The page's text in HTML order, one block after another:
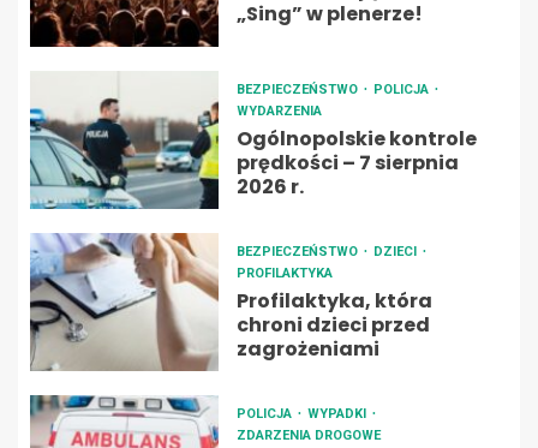
„Sing” w plenerze!
BEZPIECZEŃSTWO
POLICJA
WYDARZENIA
Ogólnopolskie kontrole
prędkości – 7 sierpnia
2026 r.
BEZPIECZEŃSTWO
DZIECI
PROFILAKTYKA
Profilaktyka, która
chroni dzieci przed
zagrożeniami
POLICJA
WYPADKI
ZDARZENIA DROGOWE